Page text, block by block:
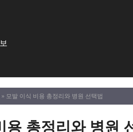
» 모발 이식 비용 총정리와 병원 선택법
용 총정리와 병원